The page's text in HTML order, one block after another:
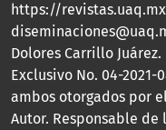
https://
Dolores Carrillo
Exclusivo No. 04-2021-
ambos otorgados por
Autor. Responsable